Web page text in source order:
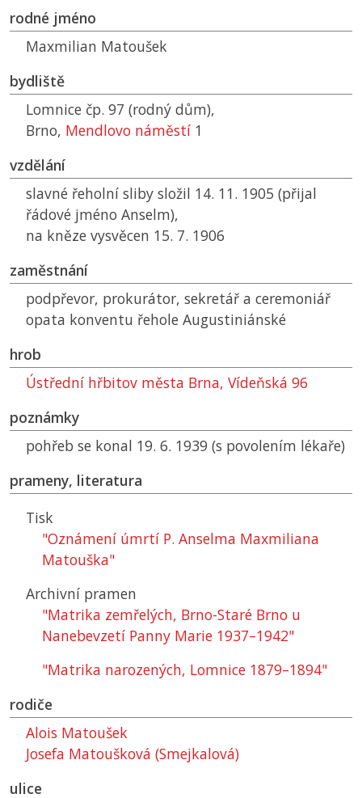
rodné jméno
Maxmilian Matoušek
bydliště
Lomnice čp. 97 (rodný dům),
Brno, Mendlovo náměstí 1
vzdělání
slavné řeholní sliby složil 14. 11. 1905 (přijal
řádové jméno Anselm),
na kněze vysvěcen 15. 7. 1906
zaměstnání
podpřevor, prokurátor, sekretář a ceremoniář
opata konventu řehole Augustiniánské
hrob
Ústřední hřbitov města Brna, Vídeňská 96
poznámky
pohřeb se konal 19. 6. 1939 (s povolením lékaře)
prameny, literatura
Tisk
"Oznámení úmrtí P. Anselma Maxmiliana
Matouška"
Archivní pramen
"Matrika zemřelých, Brno-Staré Brno u
Nanebevzetí Panny Marie 1937–1942"
"Matrika narozených, Lomnice 1879–1894"
rodiče
Alois Matoušek
Josefa Matoušková (Smejkalová)
ulice